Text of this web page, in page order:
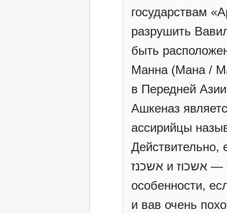
государствам
разрушить
быть
Манна (Мана /
в Передней
Ашкеназ
ассирийцы
Действительно,
אשכנז и אשכוז — то разница получится минимальная, в
особенности,
и вав очень